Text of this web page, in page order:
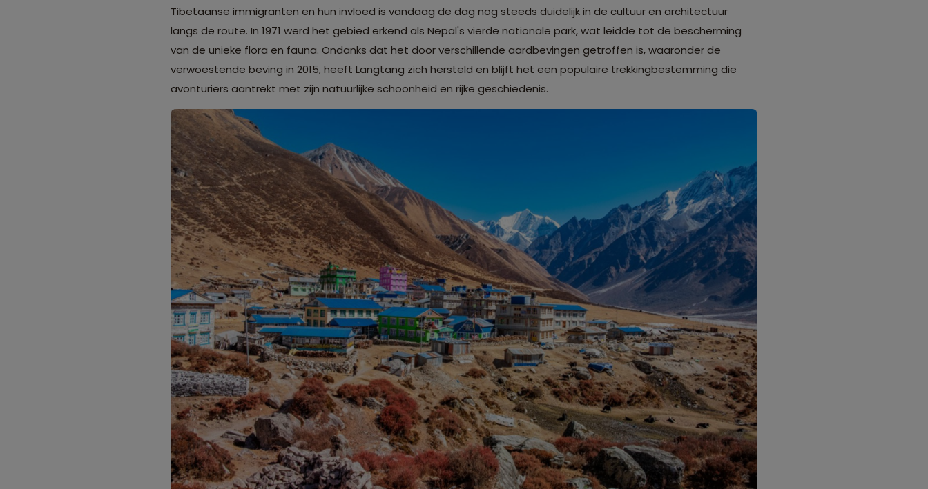
Tibetaanse immigranten en hun invloed is vandaag de dag nog steeds duidelijk in de cultuur en architectuur
langs de route. In 1971 werd het gebied erkend als Nepal's vierde nationale park, wat leidde tot de bescherming
van de unieke flora en fauna. Ondanks dat het door verschillende aardbevingen getroffen is, waaronder de
verwoestende beving in 2015, heeft Langtang zich hersteld en blijft het een populaire trekkingbestemming die
avonturiers aantrekt met zijn natuurlijke schoonheid en rijke geschiedenis.